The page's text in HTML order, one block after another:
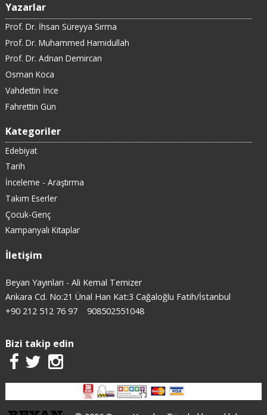
Yazarlar
Prof. Dr. İhsan Süreyya Sırma
Prof. Dr. Muhammed Hamidullah
Prof. Dr. Adnan Demircan
Osman Koca
Vahdettin İnce
Fahrettin Gün
Kategoriler
Edebiyat
Tarih
İnceleme - Araştırma
Takım Eserler
Çocuk-Genç
Kampanyalı Kitaplar
İletişim
Beyan Yayınları - Ali Kemal Temizer
Ankara Cd. No:21 Ünal Han Kat:3 Cağaloğlu Fatih/İstanbul
+90 212 512 76 97
908502551048
Bizi takip edin